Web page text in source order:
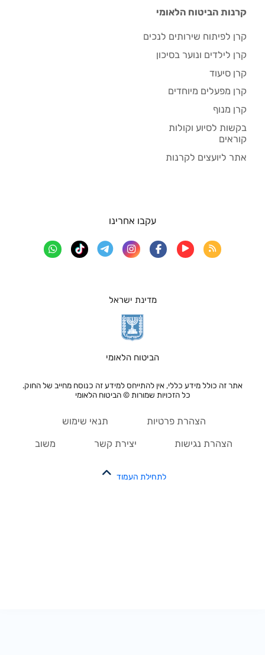
קרנות הביטוח הלאומי
קרן לפיתוח שירותים לנכים
קרן לילדים ונוער בסיכון
קרן סיעוד
קרן מפעלים מיוחדים
קרן מנוף
בקשות לסיוע וקולות
קוראים
אתר ליועצים לקרנות
מדינת ישראל
הביטוח הלאומי
אתר זה כולל מידע כללי, אין להתייחס למידע זה כנוסח מחייב של החוק.
כל הזכויות שמורות © הביטוח הלאומי
עקבו אחרינו
הצהרת פרטיות תנאי שימוש
הצהרת נגישות יצירת קשר משוב
לתחילת העמוד